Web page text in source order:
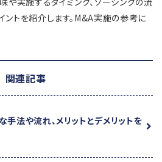
ントを紹介します。M&A実施の参考に
関連記事
法や流れ、メリットとデメリットを